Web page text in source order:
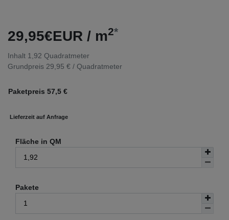
29,95€EUR / m2*
Inhalt 1,92 Quadratmeter
Grundpreis 29,95 € / Quadratmeter
Paketpreis 57,5 €
Lieferzeit auf Anfrage
Fläche in QM
Pakete